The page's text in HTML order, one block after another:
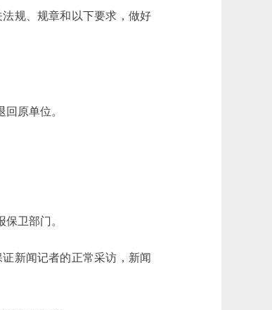
规、规章和以下要求，做好
原单位。
卫部门。
新闻记者的正常采访，新闻